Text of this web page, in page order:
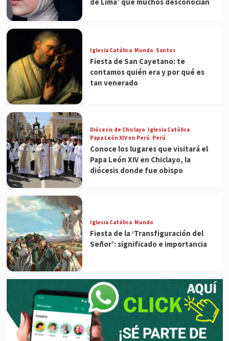
de Lima’ que muchos desconocían
Iglesia Católica Mundo Santos
Fiesta de San Cayetano: te
contamos quién era y por qué es
tan venerado
Diócesis de Chiclayo Iglesia Católica
Papa León XIV en Perú Perú
Conoce los lugares que visitará el
Papa León XIV en Chiclayo, la
diócesis donde fue obispo
Iglesia Católica Mundo
Fiesta de la ‘Transfiguración del
Señor’: significado e importancia